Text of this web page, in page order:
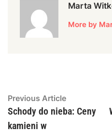
Marta
More by
Nawigacja
wpisu
Previous ArticlePrevious
article:
Schody do nieba: Ceny
kamieni w